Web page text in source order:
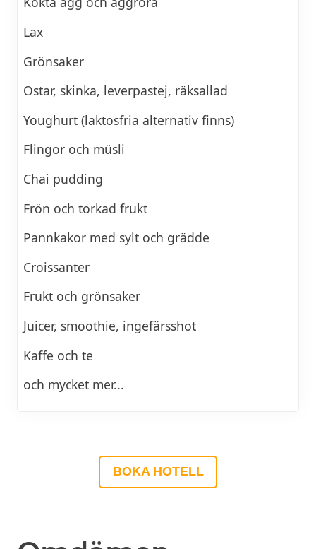
Lax
Grönsaker
Ostar, skinka, leverpastej, räksallad
Youghurt (laktosfria alternativ finns)
Flingor och müsli
Chai pudding
Frön och torkad frukt
Pannkakor med sylt och grädde
Croissanter
Frukt och grönsaker
Juicer, smoothie, ingefärsshot
Kaffe och te
och mycket mer...
BOKA HOTELL